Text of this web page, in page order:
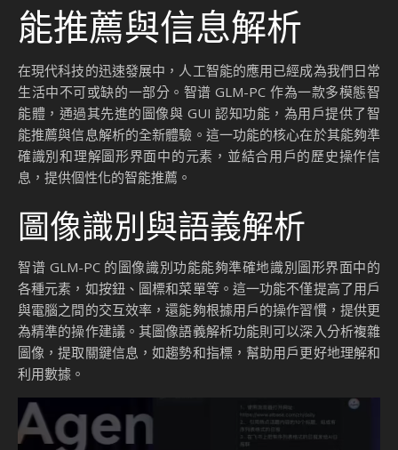
能推薦與信息解析
在現代科技的迅速發展中，人工智能的應用已經成為我們日常
生活中不可或缺的一部分。智谱 GLM-PC 作為一款多模態智
能體，通過其先進的圖像與 GUI 認知功能，為用戶提供了智
能推薦與信息解析的全新體驗。這一功能的核心在於其能夠準
確識別和理解圖形界面中的元素，並結合用戶的歷史操作信
息，提供個性化的智能推薦。
圖像識別與語義解析
智谱 GLM-PC 的圖像識別功能能夠準確地識別圖形界面中的
各種元素，如按鈕、圖標和菜單等。這一功能不僅提高了用戶
與電腦之間的交互效率，還能夠根據用戶的操作習慣，提供更
為精準的操作建議。其圖像語義解析功能則可以深入分析複雜
圖像，提取關鍵信息，如趨勢和指標，幫助用戶更好地理解和
利用數據。